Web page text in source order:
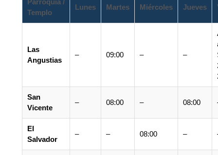
Parroquia /
Templo
Lunes Martes Miércoles Jueves
Las
Angustias
– 09:00 – –
San
Vicente
– 08:00 – 08:00
El
Salvador
– – 08:00 –